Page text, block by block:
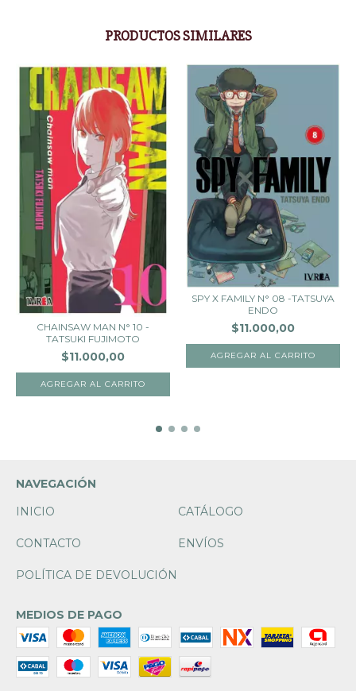
PRODUCTOS SIMILARES
CHAINSAW MAN N° 10 -
TATSUKI FUJIMOTO
$11.000,00
SPY X FAMILY N° 08 -TATSUYA
ENDO
$11.000,00
NAVEGACIÓN
INICIO
CATÁLOGO
CONTACTO ENVÍOS
POLÍTICA DE DEVOLUCIÓN
MEDIOS DE PAGO